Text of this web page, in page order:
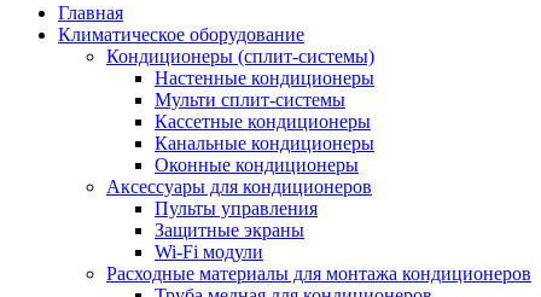
Главная
Климатическое оборудование
Кондиционеры (сплит-системы)
Настенные кондиционеры
Мульти сплит-системы
Кассетные кондиционеры
Канальные кондиционеры
Оконные кондиционеры
Аксессуары для кондиционеров
Пульты управления
Защитные экраны
Wi-Fi модули
Расходные материалы для монтажа кондиционеров